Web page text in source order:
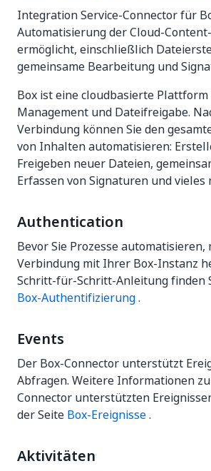
Integration Service-Connector für
Automatisierung der Cloud-
ermöglicht, einschließlich
gemeinsame Bearbeitung und
Box ist eine cloudbasierte
Management und Dateifreigabe.
Verbindung können Sie den
von Inhalten automatisieren:
Freigeben neuer Dateien,
Erfassen von Signaturen und vieles
Authentication
Bevor Sie Prozesse automatisieren,
Verbindung mit Ihrer Box-Instanz
Schritt-für-Schritt-Anleitung finden
Box-Authentifizierung.
Events
Der Box-Connector unterstützt
Abfragen. Weitere Informationen
Connector unterstützten
der Seite Box-Ereignisse.
Aktivitäten